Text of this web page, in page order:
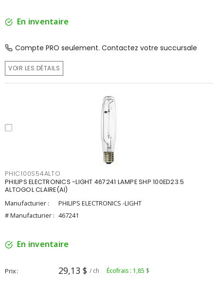
En inventaire
Compte PRO seulement. Contactez votre succursale
VOIR LES DÉTAILS
PHIC100S54ALTO
PHILIPS ELECTRONICS -LIGHT 467241 LAMPE SHP 100ED23.5
ALTOGOL CLAIRE(AI)
Manufacturier :
PHILIPS ELECTRONICS -LIGHT
# Manufacturier : 467241
En inventaire
Prix 29,13 $ / ch Écofrais : 1,85 $